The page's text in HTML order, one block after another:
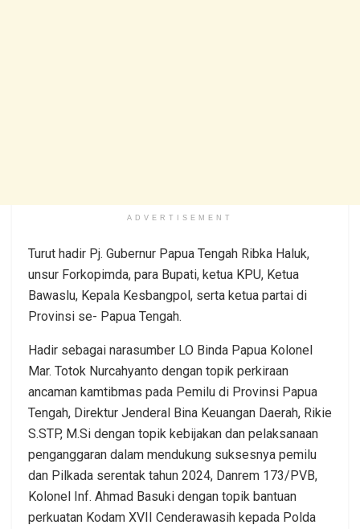
ADVERTISEMENT
Turut hadir Pj. Gubernur Papua Tengah Ribka Haluk,
unsur Forkopimda, para Bupati, ketua KPU, Ketua
Bawaslu, Kepala Kesbangpol, serta ketua partai di
Provinsi se- Papua Tengah.
Hadir sebagai narasumber LO Binda Papua Kolonel
Mar. Totok Nurcahyanto dengan topik perkiraan
ancaman kamtibmas pada Pemilu di Provinsi Papua
Tengah, Direktur Jenderal Bina Keuangan Daerah, Rikie
S.STP, M.Si dengan topik kebijakan dan pelaksanaan
penganggaran dalam mendukung suksesnya pemilu
dan Pilkada serentak tahun 2024, Danrem 173/PVB,
Kolonel Inf. Ahmad Basuki dengan topik bantuan
perkuatan Kodam XVII Cenderawasih kepada Polda